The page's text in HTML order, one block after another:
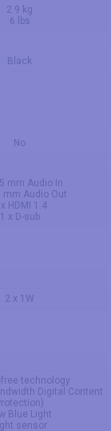
2.9 kg
6 lbs
Black
No
mm Audio In
mm Audio Out
HDMI 1.4
1 x D-sub
2 x 1W
free technology
Digital Content
Blue Light
sensor